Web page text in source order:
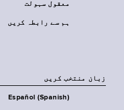
معقول سہولت
ہم سے رابطہ کریں
زبان منتخب کریں
Español (Spanish)